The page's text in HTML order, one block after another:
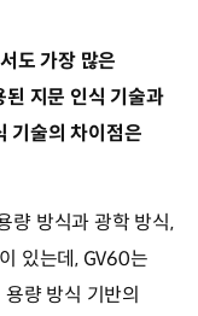
도 가장 많은
지문 인식 기술과
기술의 차이점은
량 방식과 광학 방식,
있는데, GV60는
량 방식 기반의